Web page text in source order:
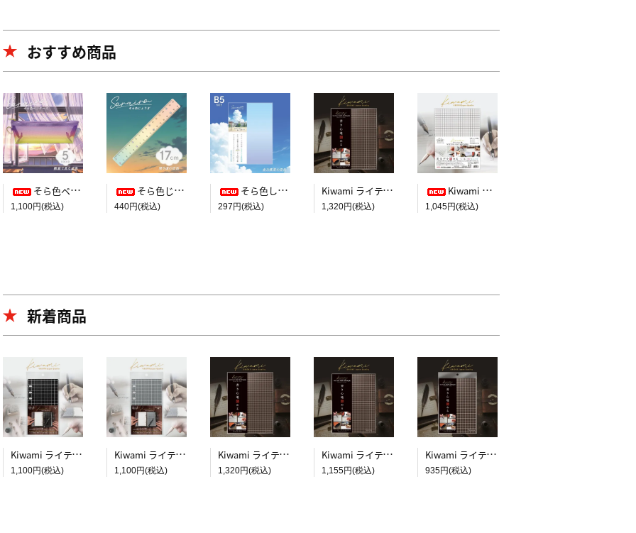
おすすめ商品
そら色ペンケース【教室で見た空色】
1,100円(税込)
そら色じょうぎ【帰り道の空色】
440円(税込)
そら色したじき B5判【全力疾走の空色】
297円(税込)
Kiwami ライティングマット下敷 A4+【ブラウン&キャメル】
1,320円(税込)
Kiwami ライティングマット下敷 HAKU白薄【A4+方眼】
1,045円(税込)
新着商品
Kiwami ライティングマット下敷 システム手帳バイブルサイズ【黒】
1,100円(税込)
Kiwami ライティングマット下敷 システム手帳バイブルサイズ【月影】
1,100円(税込)
Kiwami ライティングマット下敷 A4+【ブラウン&キャメル】
1,320円(税込)
Kiwami ライティングマット下敷 B5+【ブラウン&キャメル】
1,155円(税込)
Kiwami ライティングマット下敷 A5【ブラウン&キャメル】
935円(税込)